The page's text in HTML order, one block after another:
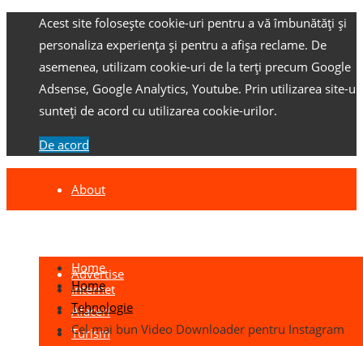
Acest site folosește cookie-uri pentru a vă îmbunătăți și
personaliza experiența și pentru a afișa reclame. De
asemenea, utilizam cookie-uri de la terți precum Google
Adsense, Google Analytics, Youtube. Prin utilizarea site-
sunteți de acord cu utilizarea cookie-urilor.
De acord
About
Advertise
Home
Internet
Afaceri
Turism
Home
Tehnologie
Cel mai bun Video Downloader pentru Instagram